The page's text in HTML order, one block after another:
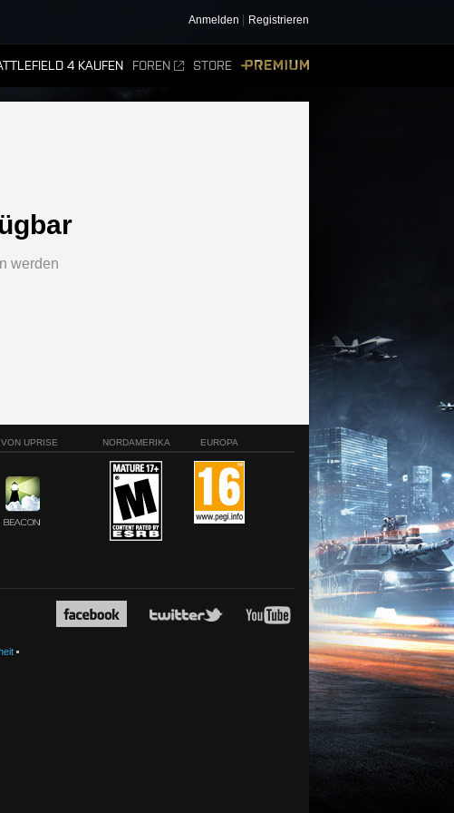
Anmelden Registrieren
4 KAUFEN FOREN STORE
werden
UPRISE NORDAMERIKA EUROPA